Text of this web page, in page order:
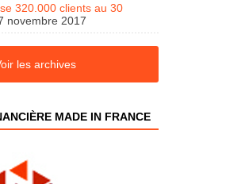
320.000 clients au 30
novembre 2017
les archives
MADE IN FRANCE